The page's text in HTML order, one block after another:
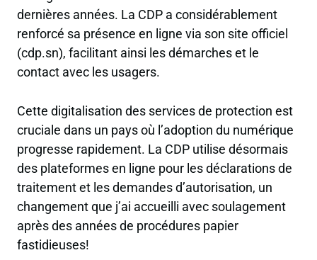
dernières années. La CDP a considérablement
renforcé sa présence en ligne via son site officiel
(cdp.sn), facilitant ainsi les démarches et le
contact avec les usagers.
Cette digitalisation des services de protection est
cruciale dans un pays où l’adoption du numérique
progresse rapidement. La CDP utilise désormais
des plateformes en ligne pour les déclarations de
traitement et les demandes d’autorisation, un
changement que j’ai accueilli avec soulagement
après des années de procédures papier
fastidieuses!